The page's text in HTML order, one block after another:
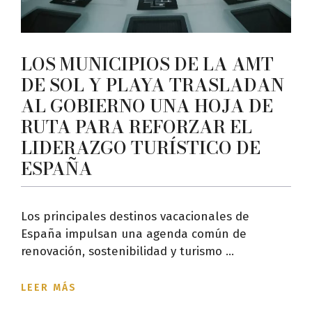
LOS MUNICIPIOS DE LA AMT
DE SOL Y PLAYA TRASLADAN
AL GOBIERNO UNA HOJA DE
RUTA PARA REFORZAR EL
LIDERAZGO TURÍSTICO DE
ESPAÑA
Los principales destinos vacacionales de
España impulsan una agenda común de
renovación, sostenibilidad y turismo ...
LEER MÁS